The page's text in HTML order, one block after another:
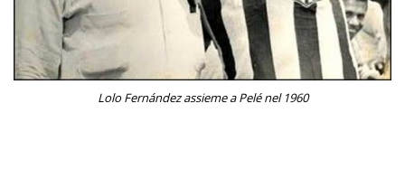
Lolo Fernández assieme a Pelé nel 1960